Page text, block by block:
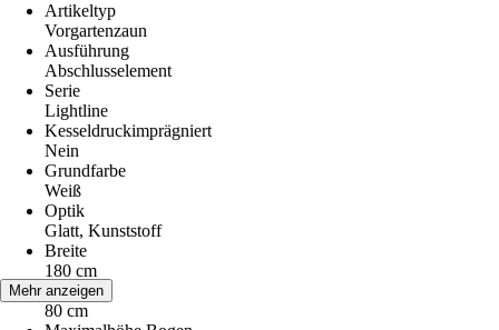
Artikeltyp
Vorgartenzaun
Ausführung
Abschlusselement
Serie
Lightline
Kesseldruckimprägniert
Nein
Grundfarbe
Weiß
Optik
Glatt, Kunststoff
Breite
180 cm
Höhe
80 cm
Mehr anzeigen